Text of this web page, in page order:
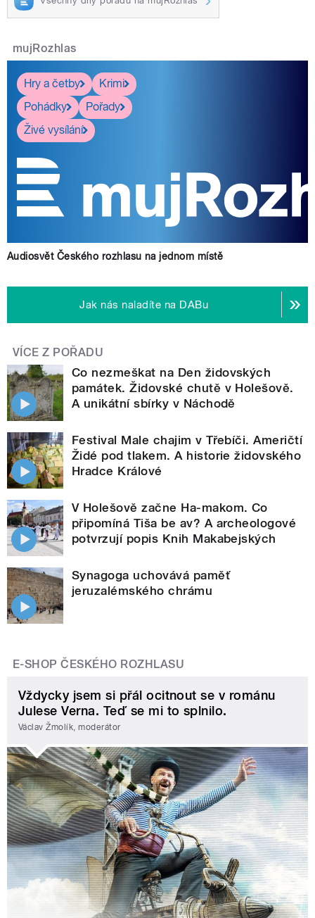
mujRozhlas
Hry a četby
Krimi
Pohádky
Pořady
Živé vysílání
Audiosvět Českého rozhlasu na jednom místě
Jak nás naladíte na DABu
VÍCE Z POŘADU
Co nezmeškat na Den židovských
památek. Židovské chutě v Holešově.
A unikátní sbírky v Náchodě
Festival Male chajim v Třebíči. Američtí
Židé pod tlakem. A historie židovského
Hradce Králové
V Holešově začne Ha-makom. Co
připomíná Tiša be av? A archeologové
potvrzují popis Knih Makabejských
Synagoga uchovává paměť
jeruzalémského chrámu
E-SHOP ČESKÉHO ROZHLASU
Vždycky jsem si přál ocitnout se v románu
Julese Verna. Teď se mi to splnilo.
Václav Žmolík, moderátor